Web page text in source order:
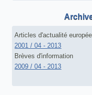
Articles d'actualité
2001 / 04 - 2013
Brèves d'information
2009 / 04 - 2013